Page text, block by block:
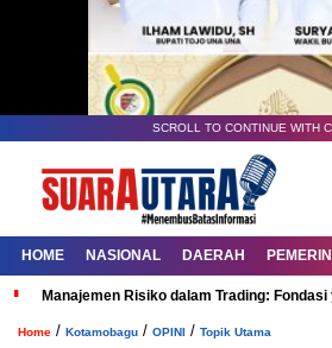
SCROLL TO CONTINUE WITH
HOME NASIONAL DAERAH
Manajemen Risiko dalam Trading:
Home / Kotamobagu / OPINI / Topik Utama